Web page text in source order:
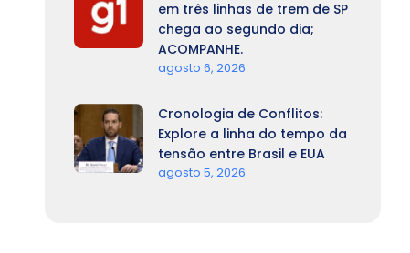
em três linhas de trem de SP
chega ao segundo dia;
ACOMPANHE.
agosto 6, 2026
Cronologia de Conflitos:
Explore a linha do tempo da
tensão entre Brasil e EUA
agosto 5, 2026